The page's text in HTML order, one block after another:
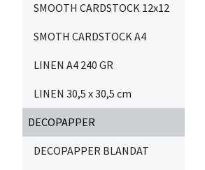
SMOOTH CARDSTOCK 12x12
SMOTH CARDSTOCK A4
LINEN A4 240 GR
LINEN 30,5 x 30,5 cm
DECOPAPPER
DECOPAPPER BLANDAT